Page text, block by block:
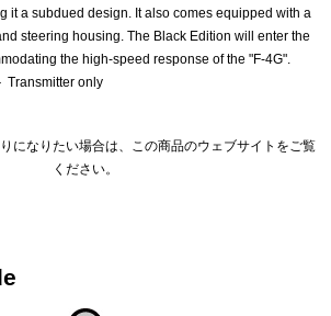
it a subdued design. It also comes equipped with a
steering housing. The Black Edition will enter the
the high-speed response of the "F-4G".
Transmitter only
になりたい場合は、 この商品のウェブサイト をご覧
ください。